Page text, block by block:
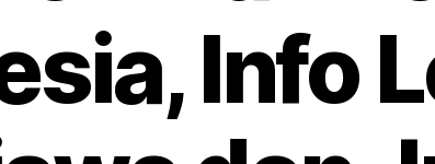
Info